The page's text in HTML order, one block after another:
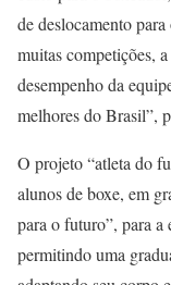
de deslocamento
muitas competições,
desempenho da
melhores do Brasil”,
O projeto “atleta do
alunos de boxe, em
para o futuro”, para
permitindo uma